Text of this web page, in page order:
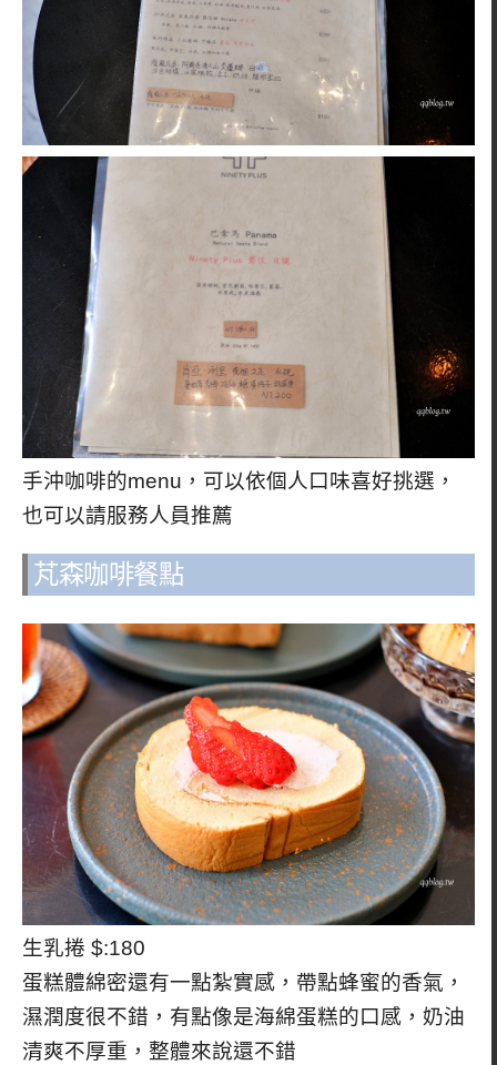
手沖咖啡的menu，可以依個人口味喜好挑選，
也可以請服務人員推薦
芃森咖啡餐點
生乳捲 $:180
蛋糕體綿密還有一點紮實感，帶點蜂蜜的香氣，
濕潤度很不錯，有點像是海綿蛋糕的口感，奶油
清爽不厚重，整體來說還不錯